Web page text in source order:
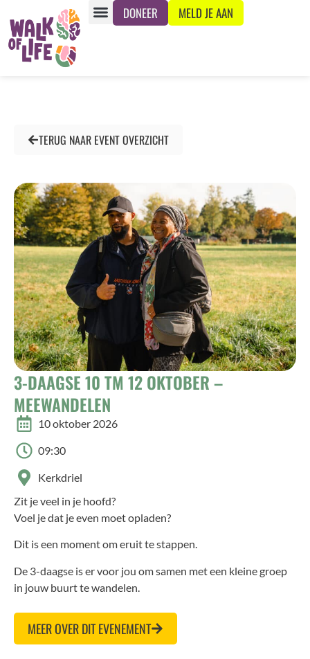
DONEER MELD JE AAN
TERUG NAAR EVENT OVERZICHT
3-DAAGSE 10 TM 12 OKTOBER –
MEEWANDELEN
10 oktober 2026
09:30
Kerkdriel
Zit je veel in je hoofd?
Voel je dat je even moet opladen?
Dit is een moment om eruit te stappen.
De 3-daagse is er voor jou om samen met een kleine groep
in jouw buurt te wandelen.
MEER OVER DIT EVENEMENT